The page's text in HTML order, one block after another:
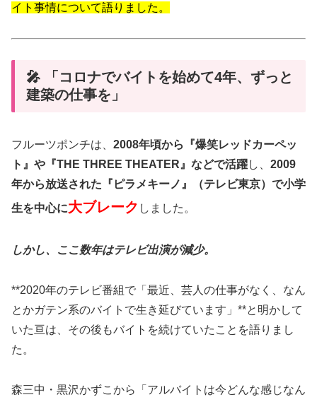
イト事情について語りました。
🎤 「コロナでバイトを始めて4年、ずっと
建築の仕事を」
フルーツポンチは、 2008年頃から『爆笑レッドカーペッ
ト』や『THE THREE THEATER』などで活躍し、 2009
年から放送された『ピラメキーノ』（テレビ東京）で小学
生を中心に大ブレーク しました。
しかし、ここ数年はテレビ出演が減少。
**2020年のテレビ番組で「最近、芸人の仕事がなく、なん
とかガテン系のバイトで生き延びています」**と明かして
いた亘は、その後もバイトを続けていたことを語りまし
た。
森三中・黒沢かずこから「アルバイトは今どんな感じなん